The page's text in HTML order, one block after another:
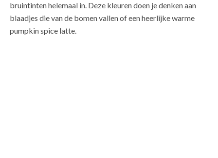
bruintinten helemaal in. Deze kleuren doen je denken aan
blaadjes die van de bomen vallen of een heerlijke warme
pumpkin spice latte.